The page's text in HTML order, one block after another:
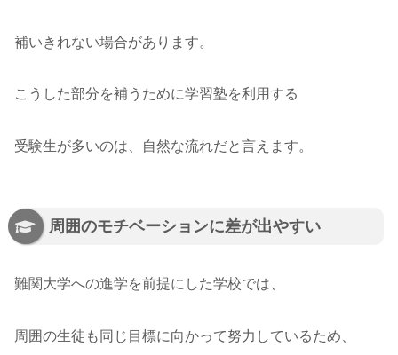
補いきれない場合があります。
こうした部分を補うために学習塾を利用する
受験生が多いのは、自然な流れだと言えます。
周囲のモチベーションに差が出やすい
難関大学への進学を前提にした学校では、
周囲の生徒も同じ目標に向かって努力しているため、